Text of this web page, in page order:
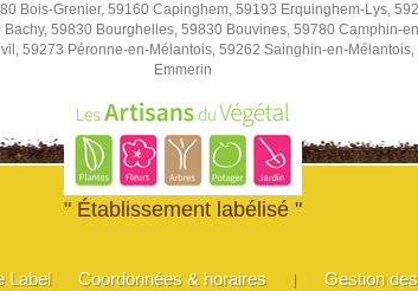
Bois-Grenier, 59160 Capinghem, 59193 Erquinghem-Lys,
59830 Bourghelles, 59830 Bouvines, 59780 Camphin-
59273 Péronne-en-Mélantois, 59262 Sainghin-en-
Emmerin
" Établissement labélisé "
Label Coordonnées & horaires Gestion